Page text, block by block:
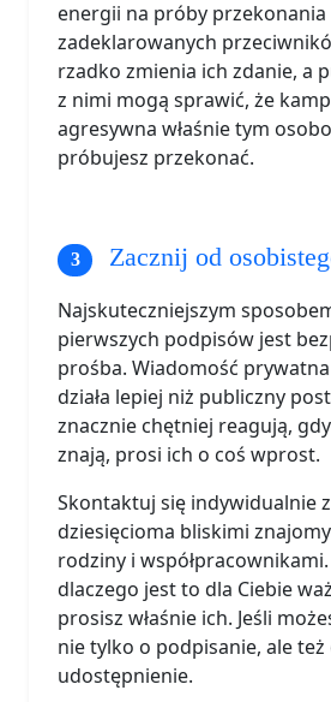
energii na próby przekonania
zadeklarowanych
rzadko zmienia ich zdanie, a
z nimi mogą sprawić, że
agresywna właśnie tym
próbujesz przekonać.
Zacznij od
Najskuteczniejszym
pierwszych podpisów jest
prośba. Wiadomość
działa lepiej niż publiczny
znacznie chętniej reagują,
znają, prosi ich o coś wprost.
Skontaktuj się indywidualnie
dziesięcioma bliskimi
rodziny i
dlaczego jest to dla Ciebie
prosisz właśnie ich. Jeśli
nie tylko o podpisanie, ale też
udostępnienie.